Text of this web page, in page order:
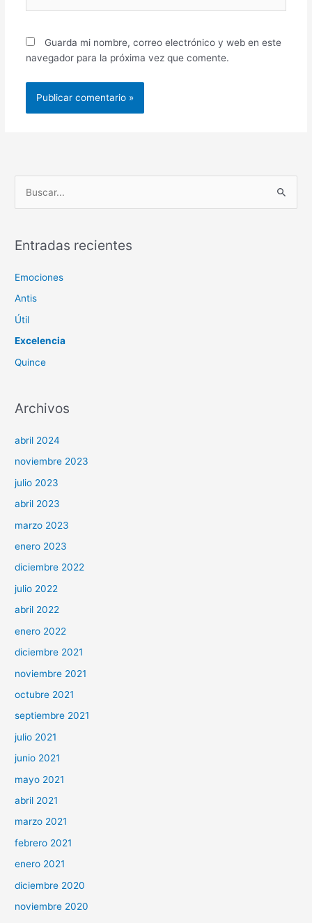
Guarda mi nombre, correo electrónico y web en este
navegador para la próxima vez que comente.
c
r
p
o
Entradas recientes
Emociones
Antis
Útil
Excelencia
Quince
Archivos
abril 2024
noviembre 2023
julio 2023
abril 2023
marzo 2023
enero 2023
diciembre 2022
julio 2022
abril 2022
enero 2022
diciembre 2021
noviembre 2021
octubre 2021
septiembre 2021
julio 2021
junio 2021
mayo 2021
abril 2021
marzo 2021
febrero 2021
enero 2021
diciembre 2020
noviembre 2020